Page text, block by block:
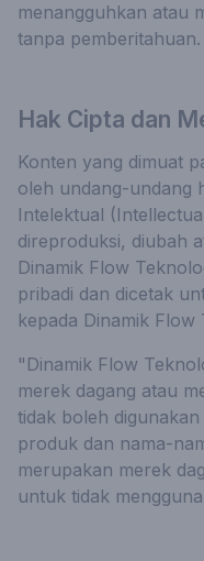
menangguhkan atau
tanpa pemberitahuan.
Hak Cipta dan
Konten yang dimuat
oleh undang-undang
Intelektual
direproduksi, diubah
Dinamik Flow
pribadi dan dicetak
kepada Dinamik Flow
"Dinamik Flow
merek dagang atau
tidak boleh
produk dan nama-
merupakan merek
untuk tidak